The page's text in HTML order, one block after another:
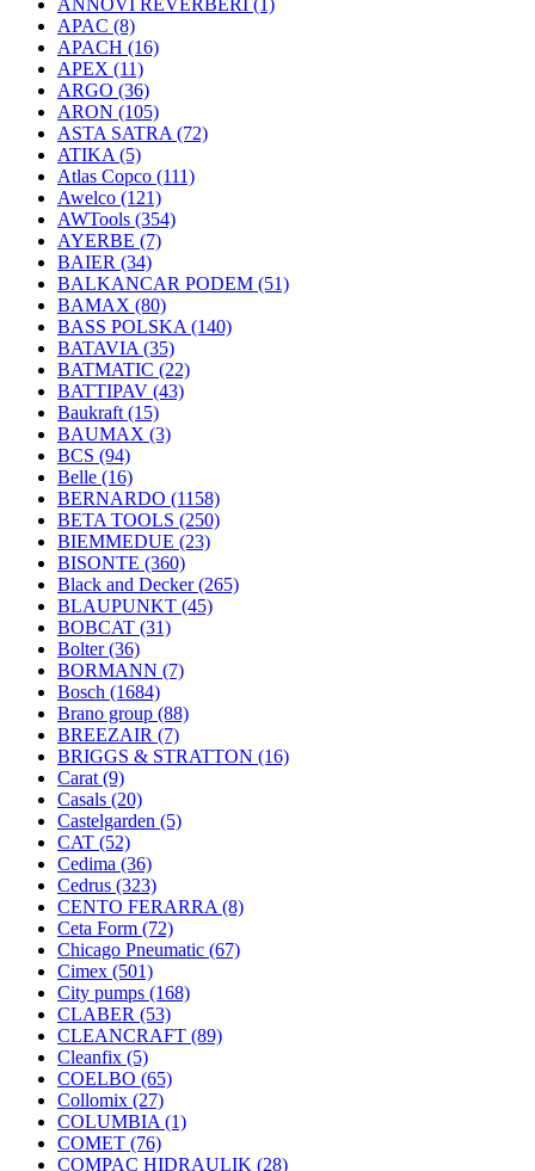
ANNOVI REVERBERI (1)
APAC (8)
APACH (16)
APEX (11)
ARGO (36)
ARON (105)
ASTA SATRA (72)
ATIKA (5)
Atlas Copco (111)
Awelco (121)
AWTools (354)
AYERBE (7)
BAIER (34)
BALKANCAR PODEM (51)
BAMAX (80)
BASS POLSKA (140)
BATAVIA (35)
BATMATIC (22)
BATTIPAV (43)
Baukraft (15)
BAUMAX (3)
BCS (94)
Belle (16)
BERNARDO (1158)
BETA TOOLS (250)
BIEMMEDUE (23)
BISONTE (360)
Black and Decker(265)
BLAUPUNKT (45)
BOBCAT (31)
Bolter(36)
BORMANN (7)
Bosch (1684)
Brano group (88)
BREEZAIR (7)
BRIGGS & STRATTON (16)
Carat (9)
Casals (20)
Castelgarden (5)
CAT (52)
Cedima (36)
Cedrus (323)
CENTO FERARRA (8)
Ceta Form (72)
Chicago Pneumatic (67)
Cimex (501)
City pumps (168)
CLABER (53)
CLEANCRAFT (89)
Cleanfix (5)
COELBO (65)
Collomix (27)
COLUMBIA (1)
COMET (76)
COMPAC HIDRAULIK (28)